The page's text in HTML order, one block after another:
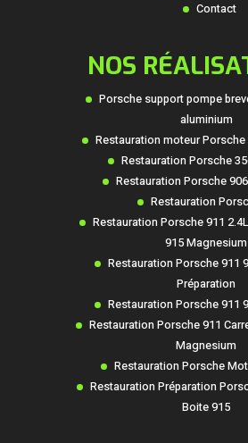
Contact
NOS
Porsche support pompe
aluminium
Restauration moteur Porsche
Restauration Porsche
Restauration Porsche
Restauration
Restauration Porsche 911
915 Magnesium
Restauration Porsche 911
Préparation
Restauration Porsche 911
Restauration Porsche 911
Magnesium
Restauration Porsche
Restauration Préparation
Boite 915